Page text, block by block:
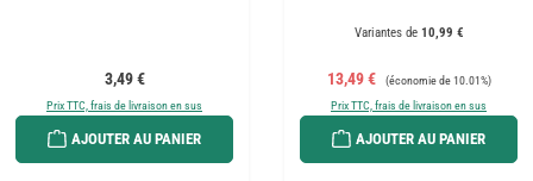
Prix régulier :
3,49 €
Prix TTC, frais de livraison en sus
AJOUTER AU PANIER
Variantes de10,99 €
Prix de vente :
13,49 € Prix régulier :
(économie de 10.01%)
Prix TTC, frais de livraison en sus
AJOUTER AU PANIER